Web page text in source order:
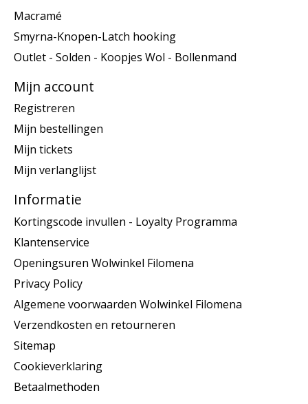
Macramé
Smyrna-Knopen-Latch hooking
Outlet - Solden - Koopjes Wol - Bollenmand
Mijn account
Registreren
Mijn bestellingen
Mijn tickets
Mijn verlanglijst
Informatie
Kortingscode invullen - Loyalty Programma
Klantenservice
Openingsuren Wolwinkel Filomena
Privacy Policy
Algemene voorwaarden Wolwinkel Filomena
Verzendkosten en retourneren
Sitemap
Cookieverklaring
Betaalmethoden